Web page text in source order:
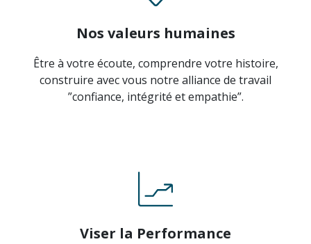
Nos valeurs humaines
Être à votre écoute, comprendre votre histoire,
construire avec vous notre alliance de travail
”confiance, intégrité et empathie”.
Viser la Performance